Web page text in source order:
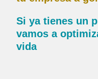
Si ya tienes un
vamos a
vida